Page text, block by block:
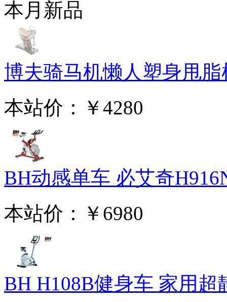
本月新品
博夫骑马机懒人塑身甩
本站价：
￥4280
BH动感单车 必艾奇
本站价：
￥6980
BH H108B健身车 家用超